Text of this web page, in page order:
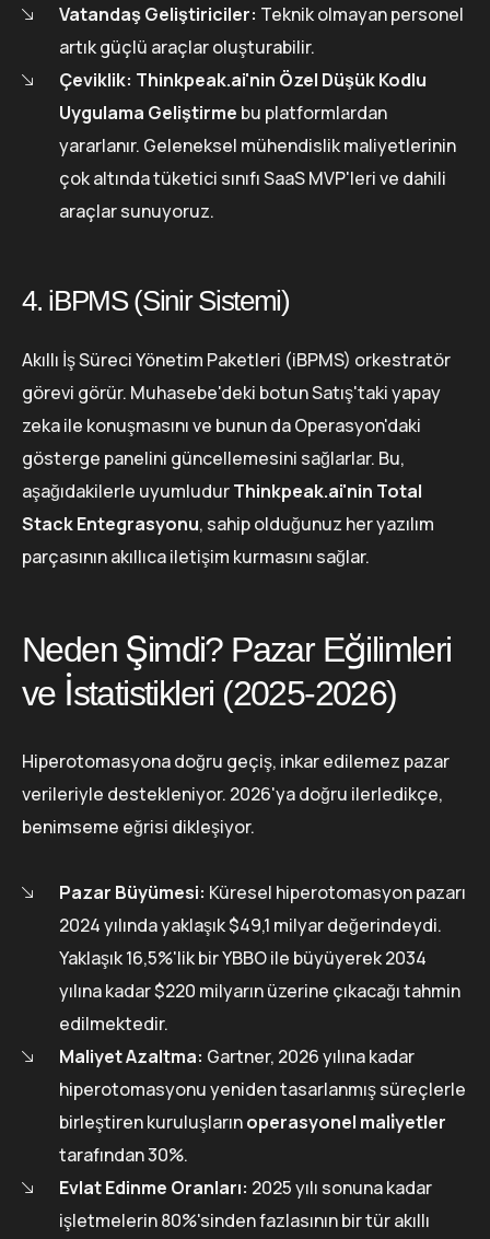
Vatandaş Geliştiriciler: Teknik olmayan personel
artık güçlü araçlar oluşturabilir.
Çeviklik: Thinkpeak.ai'nin Özel Düşük Kodlu
Uygulama Geliştirme bu platformlardan
yararlanır. Geleneksel mühendislik maliyetlerinin
çok altında tüketici sınıfı SaaS MVP'leri ve dahili
araçlar sunuyoruz.
4. iBPMS (Sinir Sistemi)
Akıllı İş Süreci Yönetim Paketleri (iBPMS) orkestratör
görevi görür. Muhasebe'deki botun Satış'taki yapay
zeka ile konuşmasını ve bunun da Operasyon'daki
gösterge panelini güncellemesini sağlarlar. Bu,
aşağıdakilerle uyumludurThinkpeak.ai'nin Total
Stack Entegrasyonu, sahip olduğunuz her yazılım
parçasının akıllıca iletişim kurmasını sağlar.
Neden Şimdi? Pazar Eğilimleri
ve İstatistikleri (2025-2026)
Hiperotomasyona doğru geçiş, inkar edilemez pazar
verileriyle destekleniyor. 2026'ya doğru ilerledikçe,
benimseme eğrisi dikleşiyor.
Pazar Büyümesi: Küresel hiperotomasyon pazarı
2024 yılında yaklaşık $49,1 milyar değerindeydi.
Yaklaşık 16,5%'lik bir YBBO ile büyüyerek 2034
yılına kadar $220 milyarın üzerine çıkacağı tahmin
edilmektedir.
Maliyet Azaltma: Gartner, 2026 yılına kadar
hiperotomasyonu yeniden tasarlanmış süreçlerle
birleştiren kuruluşlarınoperasyonel mali̇yetler
tarafından 30%.
Evlat Edinme Oranları: 2025 yılı sonuna kadar
işletmelerin 80%'sinden fazlasının bir tür akıllı